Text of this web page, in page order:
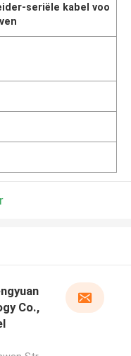
seriële kabel voo
Co.,